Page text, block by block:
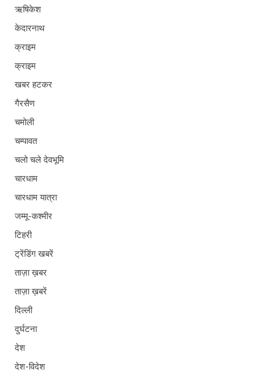
ऋषिकेश
केदारनाथ
क्राइम
क्राइम
खबर हटकर
गैरसैण
चमोली
चम्पावत
चलो चले देवभूमि
चारधाम
चारधाम यात्रा
जम्मू-कश्मीर
टिहरी
ट्रेंडिंग खबरें
ताज़ा ख़बर
ताज़ा ख़बरें
दिल्ली
दुर्घटना
देश
देश-विदेश